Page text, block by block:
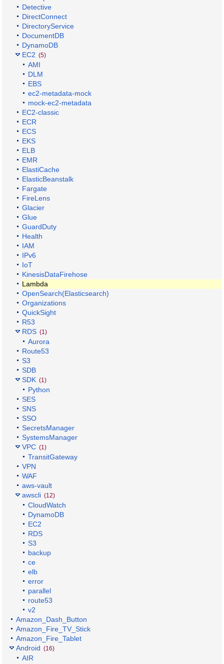
Detective
DirectConnect
DirectoryService
DocumentDB
DynamoDB
EC2 (5)
AMI
DLM
EBS
ec2-metadata-mock
mock-ec2-metadata
EC2-classic
ECR
ECS
EKS
ELB
EMR
ElastiCache
ElasticBeanstalk
Fargate
FireLens
Glacier
Glue
GuardDuty
Health
IAM
IPv6
IoT
KinesisDataFirehose
Lambda
OpenSearch(Elasticsearch)
Organizations
QuickSight
R53
RDS (1)
Aurora
Route53
S3
SDB
SDK (1)
Python
SES
SNS
SSO
SecretsManager
SystemsManager
VPC (1)
TransitGateway
VPN
WAF
aws-vault
awscli (12)
CloudWatch
DynamoDB
EC2
RDS
S3
backup
ce
elb
error
parallel
route53
v2
Amazon_Dash_Button
Amazon_Fire_TV_Stick
Amazon_Fire_Tablet
Android (16)
AIR